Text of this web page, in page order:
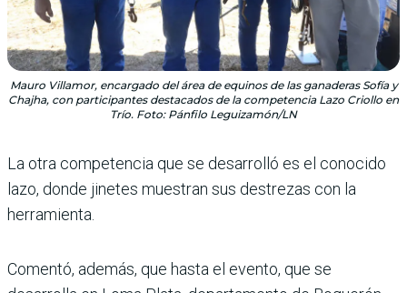
Mauro Villamor, encargado del área de equinos de las ganaderas Sofía y
Chajha, con participantes destacados de la competencia Lazo Criollo en
Trío. Foto: Pánfilo Leguizamón/LN
La otra competencia que se desarrolló es el conocido
lazo, donde jinetes muestran sus destrezas con la
herramienta.
Comentó, además, que hasta el evento, que se